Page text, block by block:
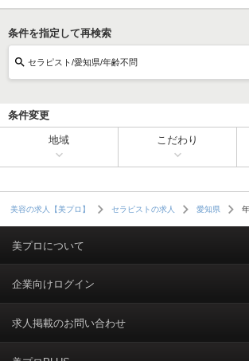
条件を指定して再検索
セラピスト/愛知県/年齢不問
条件変更
地域 こだわり
美容の求人【美プロ】 セラピストの求人 愛知県
美プロについて
利用規約
掲載規約
企業向けログイン
求人掲載のお問い合わせ